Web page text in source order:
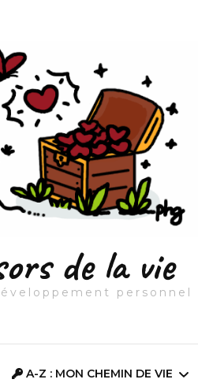
de la vie
personnel
A-Z : MON CHEMIN DE VIE